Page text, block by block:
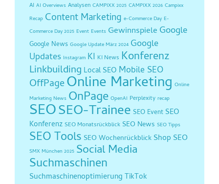
AI AI Overviews Analysen CAMPIXX 2025 CAMPIXX 2026 Campixx
Recap Content Marketing e-Commerce Day E-
Commerce Day 2025 Event Events Gewinnspiele Google
Google News Google Update März 2024 Google
Updates Instagram KI KI News Konferenz
Linkbuilding Local SEO Mobile SEO
OffPageOnline Marketing Online
Marketing News OnPage OpenAI Perplexity recap
SEOSEO-Trainee SEO Event SEO
Konferenz SEO Monatsrückblick SEO News SEO Tipps
SEO Tools SEO Wochenrückblick Shop SEO
SMX München 2025 Social Media
Suchmaschinen
Suchmaschinenoptimierung TikTok